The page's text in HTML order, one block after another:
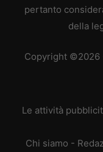
pertanto
della
Copyright
Le attività
Chi siamo -